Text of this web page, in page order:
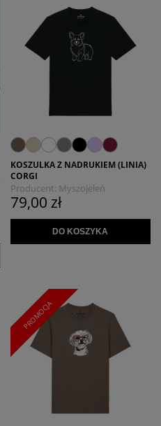
KOSZULKA Z NADRUKIEM (LINIA)
CORGI
Producent: Myszojeleń
79,00 zł
DO KOSZYKA
PROMOCJA